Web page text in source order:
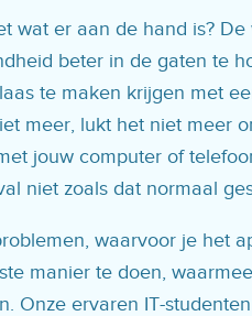
wat er aan de hand is?
beter in de gaten te
te maken krijgen met
meer, lukt het niet meer
jouw computer of
niet zoals dat normaal
waarvoor je het
manier te doen,
Onze ervaren IT-